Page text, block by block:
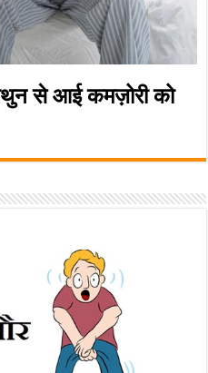
से आई कमज़ोरी को